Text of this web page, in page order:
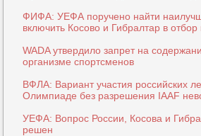
ФИФА: УЕФА поручено найти
включить Косово и Гибралтар в
WADA утвердило запрет на
организме спортсменов
ВФЛА: Вариант участия российских
Олимпиаде без разрешения IAAF
УЕФА: Вопрос России, Косова и
решен